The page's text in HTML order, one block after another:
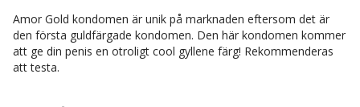
Amor Gold kondomen är unik på marknaden eftersom det är
den första guldfärgade kondomen. Den här kondomen kommer
att ge din penis en otroligt cool gyllene färg! Rekommenderas
att testa.